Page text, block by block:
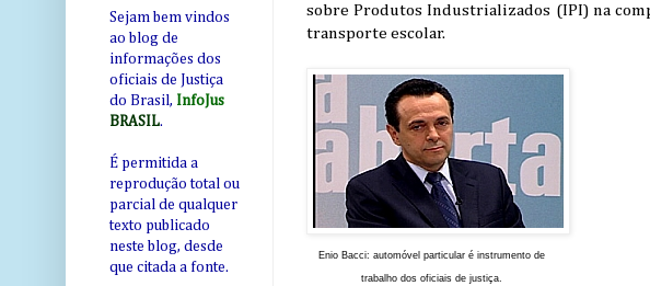
sobre Produtos Industrializados (IPI)na
transporte escolar.
Enio Bacci: automóvel particular é instrumento de
trabalho dos oficiais de justiça.
Sejam bem vindos
ao blog de
informações dos
oficiais de Justiça
do Brasil, InfoJus
BRASIL.
É permitida a
reprodução total ou
parcial de qualquer
texto publicado
neste blog, desde
que citada a fonte.